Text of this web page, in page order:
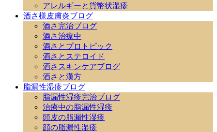
アレルギーと貨幣状湿疹
酒さ様皮膚炎ブログ
酒さ完治ブログ
酒さ治療中
酒さとプロトピック
酒さとステロイド
酒さスキンケアブログ
酒さと漢方
脂漏性湿疹ブログ
脂漏性湿疹完治ブログ
治療中の脂漏性湿疹
頭皮の脂漏性湿疹
顔の脂漏性湿疹